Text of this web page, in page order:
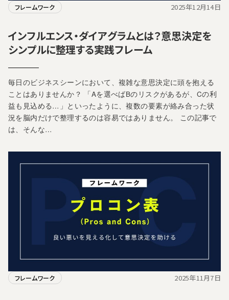
フレームワーク 2025年12月14日
インフルエンス・ダイアグラムとは？意思決定を
シンプルに整理する実践フレーム
毎日のビジネスシーンにおいて、複雑な意思決定に頭を抱える
ことはありませんか？ 「Aを選べばBのリスクがあるが、Cの利
益も見込める…」といったように、複数の要素が絡み合った状
況を脳内だけで整理するのは容易ではありません。 この記事で
は、そんな…
フレームワーク 2025年11月7日